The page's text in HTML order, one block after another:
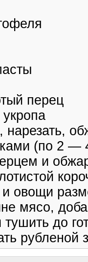
перец
(по 2 —
и
овощи
мясо,
до
рубленой